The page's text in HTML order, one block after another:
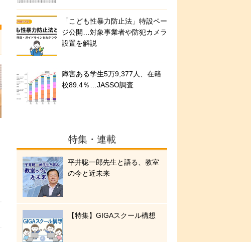
「こども性暴力防止法」特設ペー
ジ公開…対象事業者や防犯カメラ
設置を解説
障害ある学生5万9,377人、在籍
校89.4％…JASSO調査
特集・連載
平井聡一郎先生と語る、教室
の今と近未来
【特集】GIGAスクール構想